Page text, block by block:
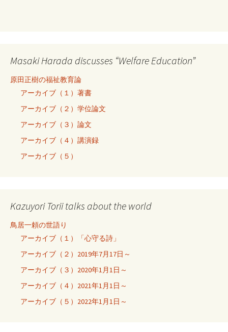
Masaki Harada discusses “Welfare Education”
原田正樹の福祉教育論
アーカイブ（１）著書
アーカイブ（２）学位論文
アーカイブ（３）論文
アーカイブ（４）講演録
アーカイブ（５）
Kazuyori Torii talks about the world
鳥居一頼の世語り
アーカイブ（１）「心守る詩」
アーカイブ（２）2019年7月17日～
アーカイブ（３）2020年1月1日～
アーカイブ（４）2021年1月1日～
アーカイブ（５）2022年1月1日～